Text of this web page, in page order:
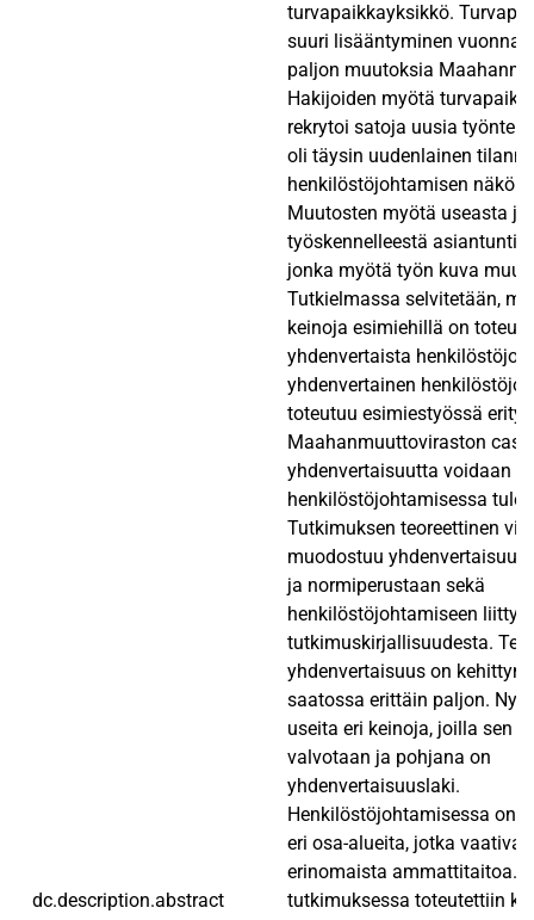
dc.description.abstract
turvapaikkayksikkö.
suuri lisääntyminen vuonna
paljon muutoksia
Hakijoiden myötä
rekrytoi satoja uusia
oli täysin uudenlainen tilanne
henkilöstöjohtamisen
Muutosten myötä useasta jo
työskennelleestä
jonka myötä työn kuva
Tutkielmassa selvitetään,
keinoja esimiehillä on
yhdenvertaista
yhdenvertainen
toteutuu esimiestyössä
Maahanmuuttoviraston
yhdenvertaisuutta voidaan
henkilöstöjohtamisessa
Tutkimuksen teoreettinen
muodostuu
ja normiperustaan sekä
henkilöstöjohtamiseen
tutkimuskirjallisuudesta.
yhdenvertaisuus on
saatossa erittäin paljon.
useita eri keinoja, joilla sen
valvotaan ja pohjana on
yhdenvertaisuuslaki.
Henkilöstöjohtamisessa on
eri osa-alueita, jotka
erinomaista ammattitaitoa.
tutkimuksessa toteutettiin